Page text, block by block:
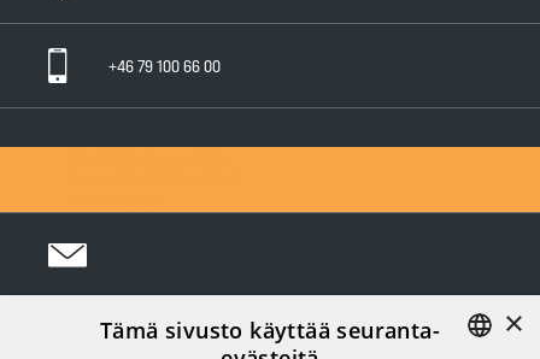
+46 79 100 66 00
×
Tämä sivusto käyttää seuranta-